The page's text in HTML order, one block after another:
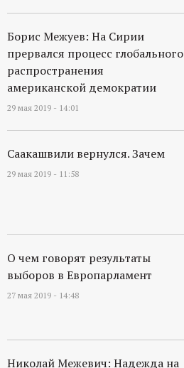
Борис Межуев: На Сирии
прервался процесс глобального
распространения
американской демократии
29 мая 2019 - 14:01
Саакашвили вернулся. Зачем
29 мая 2019 - 11:58
О чем говорят результаты
выборов в Европарламент
27 мая 2019 - 14:48
Николай Межевич: Надежда на